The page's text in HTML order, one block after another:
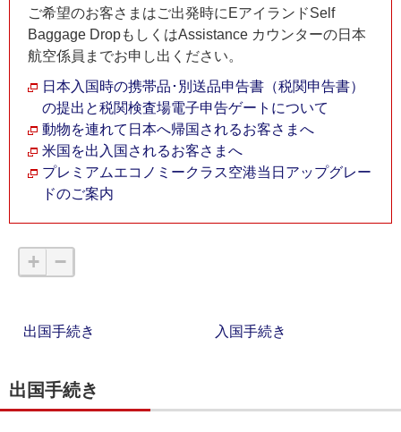
ご希望のお客さまはご出発時にEアイランドSelf
Baggage DropもしくはAssistance カウンターの日本
航空係員までお申し出ください。
日本入国時の携帯品･別送品申告書（税関申告書）
の提出と税関検査場電子申告ゲートについて
動物を連れて日本へ帰国されるお客さまへ
米国を出入国されるお客さまへ
プレミアムエコノミークラス空港当日アップグレー
ドのご案内
+ −
出国手続き 入国手続き
出国手続き